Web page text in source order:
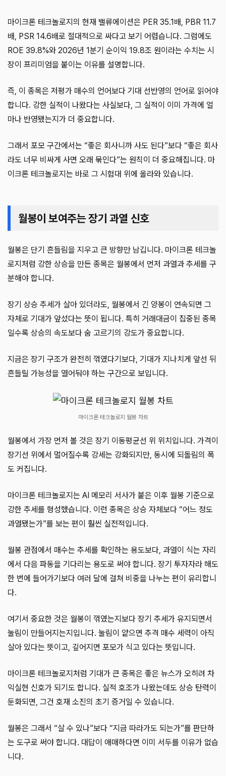
마이크론 테크놀로지의 현재 밸류에이션은 PER 35.1배, PBR 11.7
배, PSR 14.6배로 절대적으로 싸다고 보기 어렵습니다. 그럼에도
ROE 39.8%와 2026년 1분기 순이익 19.8조 원이라는 수치는 시
장이 프리미엄을 붙이는 이유를 설명합니다.
즉, 이 종목은 저평가 매수의 언어보다 기대 선반영의 언어로 읽어야
합니다. 강한 실적이 나왔다는 사실보다, 그 실적이 이미 가격에 얼
마나 반영됐는지가 더 중요합니다.
그래서 포모 구간에서는 “좋은 회사니까 사도 된다”보다 “좋은 회사
라도 너무 비싸게 사면 오래 묶인다”는 원칙이 더 중요해집니다. 마
이크론 테크놀로지는 바로 그 시험대 위에 올라와 있습니다.
월봉이 보여주는 장기 과열 신호
월봉은 단기 흔들림을 지우고 큰 방향만 남깁니다. 마이크론 테크놀
로지처럼 강한 상승을 만든 종목은 월봉에서 먼저 과열과 추세를 구
분해야 합니다.
장기 상승 추세가 살아 있더라도, 월봉에서 긴 양봉이 연속되면 그
자체로 기대가 앞섰다는 뜻이 됩니다. 특히 거래대금이 집중된 종목
일수록 상승의 속도보다 숨 고르기의 강도가 중요합니다.
지금은 장기 구조가 완전히 꺾였다기보다, 기대가 지나치게 앞선 뒤
흔들릴 가능성을 열어둬야 하는 구간으로 보입니다.
마이크론 테크놀로지 월봉 차트
월봉에서 가장 먼저 볼 것은 장기 이동평균선 위 위치입니다. 가격이
장기선 위에서 멀어질수록 강세는 강화되지만, 동시에 되돌림의 폭
도 커집니다.
마이크론 테크놀로지는 AI 메모리 서사가 붙은 이후 월봉 기준으로
강한 추세를 형성했습니다. 이런 종목은 상승 자체보다 “어느 정도
과열됐는가”를 보는 편이 훨씬 실전적입니다.
월봉 관점에서 매수는 추세를 확인하는 용도보다, 과열이 식는 자리
에서 다음 파동을 기다리는 용도로 써야 합니다. 장기 투자자라 해도
한 번에 들어가기보다 여러 달에 걸쳐 비중을 나누는 편이 유리합니
다.
여기서 중요한 것은 월봉이 꺾였는지보다 장기 추세가 유지되면서
눌림이 만들어지는지입니다. 눌림이 얕으면 추격 매수 세력이 아직
살아 있다는 뜻이고, 깊어지면 포모가 식고 있다는 뜻입니다.
마이크론 테크놀로지처럼 기대가 큰 종목은 좋은 뉴스가 오히려 차
익실현 신호가 되기도 합니다. 실적 호조가 나왔는데도 상승 탄력이
둔화되면, 그건 호재 소진의 초기 증거일 수 있습니다.
월봉은 그래서 “살 수 있나”보다 “지금 따라가도 되는가”를 판단하
는 도구로 써야 합니다. 대답이 애매하다면 이미 서두를 이유가 없습
니다.